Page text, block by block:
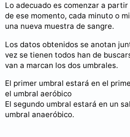
Lo adecuado es comenzar a
de ese momento, cada minuto o
una nueva muestra de sangre.
Los datos obtenidos se anotan
vez se tienen todos han de
van a marcan los dos umbrales.
El primer umbral estará en el
el umbral aeróbico
El segundo umbral estará en un
umbral anaeróbico.